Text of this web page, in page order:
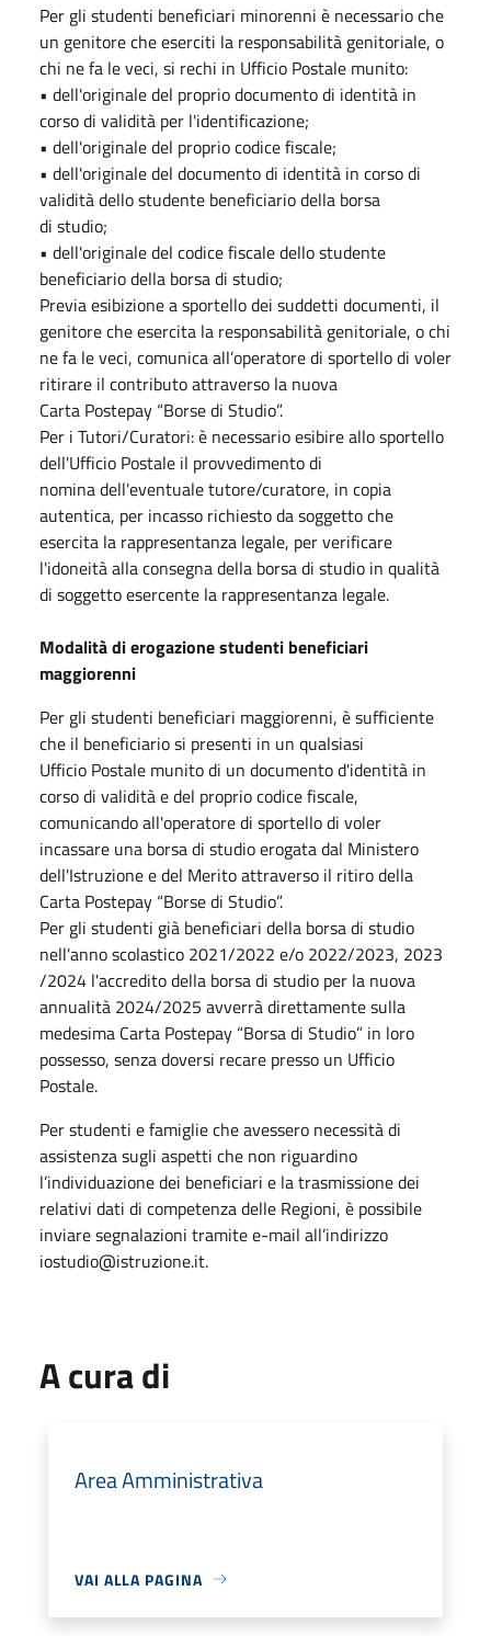
Per gli studenti beneficiari minorenni è necessario che
un genitore che eserciti la responsabilità genitoriale, o
chi ne fa le veci, si rechi in Ufficio Postale munito:
• dell'originale del proprio documento di identità in
corso di validità per l'identificazione;
• dell'originale del proprio codice fiscale;
• dell'originale del documento di identità in corso di
validità dello studente beneficiario della borsa
di studio;
• dell'originale del codice fiscale dello studente
beneficiario della borsa di studio;
Previa esibizione a sportello dei suddetti documenti, il
genitore che esercita la responsabilità genitoriale, o chi
ne fa le veci, comunica all’operatore di sportello di voler
ritirare il contributo attraverso la nuova
Carta Postepay “Borse di Studio”.
Per i Tutori/Curatori: è necessario esibire allo sportello
dell'Ufficio Postale il provvedimento di
nomina dell'eventuale tutore/curatore, in copia
autentica, per incasso richiesto da soggetto che
esercita la rappresentanza legale, per verificare
l'idoneità alla consegna della borsa di studio in qualità
di soggetto esercente la rappresentanza legale.
Modalità di erogazione studenti beneficiari
maggiorenni
Per gli studenti beneficiari maggiorenni, è sufficiente
che il beneficiario si presenti in un qualsiasi
Ufficio Postale munito di un documento d'identità in
corso di validità e del proprio codice fiscale,
comunicando all'operatore di sportello di voler
incassare una borsa di studio erogata dal Ministero
dell'Istruzione e del Merito attraverso il ritiro della
Carta Postepay “Borse di Studio”.
Per gli studenti già beneficiari della borsa di studio
nell'anno scolastico 2021/2022 e/o 2022/2023, 2023
/2024 l'accredito della borsa di studio per la nuova
annualità 2024/2025 avverrà direttamente sulla
medesima Carta Postepay “Borsa di Studio” in loro
possesso, senza doversi recare presso un Ufficio
Postale.
Per studenti e famiglie che avessero necessità di
assistenza sugli aspetti che non riguardino
l’individuazione dei beneficiari e la trasmissione dei
relativi dati di competenza delle Regioni, è possibile
inviare segnalazioni tramite e-mail all’indirizzo
iostudio@istruzione.it.
A cura di
Area Amministrativa
VAI ALLA PAGINA